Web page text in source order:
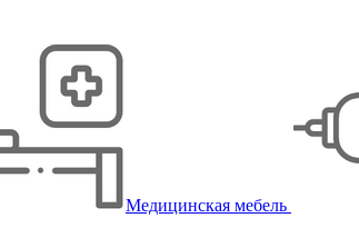
Медицинская мебель